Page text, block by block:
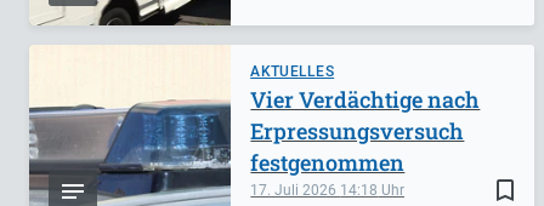
AKTUELLES
bookmark_border
17. Juli 2026 14:18
Vier Verdächtige nach
Erpressungsversuch
festgenommen